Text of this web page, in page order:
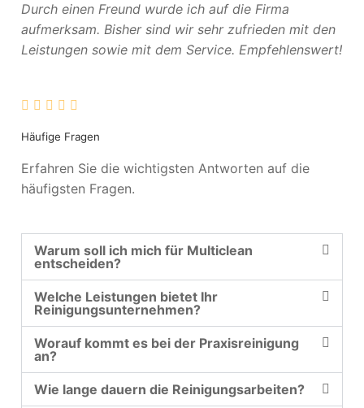
Durch einen Freund wurde ich auf die Firma
aufmerksam. Bisher sind wir sehr zufrieden mit den
Leistungen sowie mit dem Service. Empfehlenswert!
Häufige Fragen
Erfahren Sie die wichtigsten Antworten auf die
häufigsten Fragen.
Warum soll ich mich für Multiclean
entscheiden?
Welche Leistungen bietet Ihr
Reinigungsunternehmen?
Worauf kommt es bei der Praxisreinigung
an?
Wie lange dauern die Reinigungsarbeiten?